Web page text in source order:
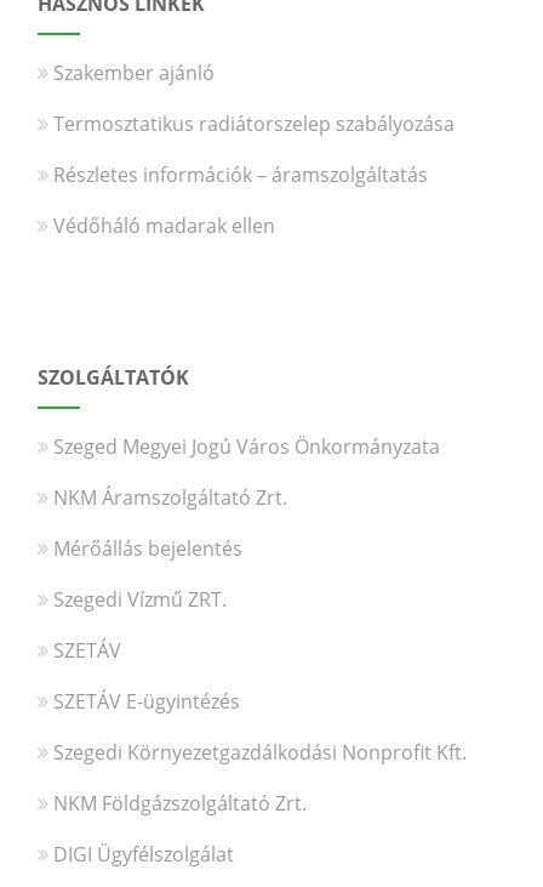
Szakember ajánló
Termosztatikus radiátorszelep szabályozása
Részletes információk – áramszolgáltatás
Védőháló madarak ellen
SZOLGÁLTATÓK
Szeged Megyei Jogú Város Önkormányzata
NKM Áramszolgáltató Zrt.
Mérőállás bejelentés
Szegedi Vízmű ZRT.
SZETÁV
SZETÁV E-ügyintézés
Szegedi Környezetgazdálkodási Nonprofit Kft.
NKM Földgázszolgáltató Zrt.
DIGI Ügyfélszolgálat